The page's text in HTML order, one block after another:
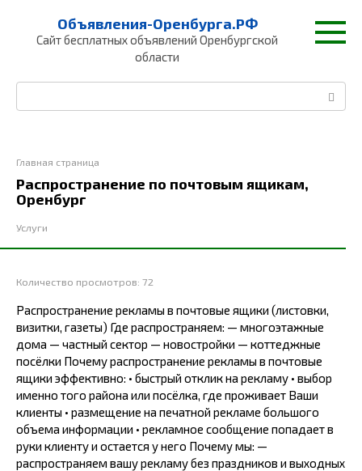
контенту
Объявления-Оренбурга.РФ
Сайт бесплатных объявлений Оренбургской
области
Главная страница
Распространение по почтовым ящикам,
Оренбург
Услуги
Количество просмотров: 72
Распространение рекламы в почтовые ящики (листовки,
визитки, газеты) Где распространяем: — многоэтажные
дома — частный сектор — новостройки — коттеджные
посёлки Почему распространение рекламы в почтовые
ящики эффективно: • быстрый отклик на рекламу • выбор
именно того района или посёлка, где проживает Ваши
клиенты • размещение на печатной рекламе большого
объема информации • рекламное сообщение попадает в
руки клиенту и остается у него Почему мы: —
распространяем вашу рекламу без праздников и выходных